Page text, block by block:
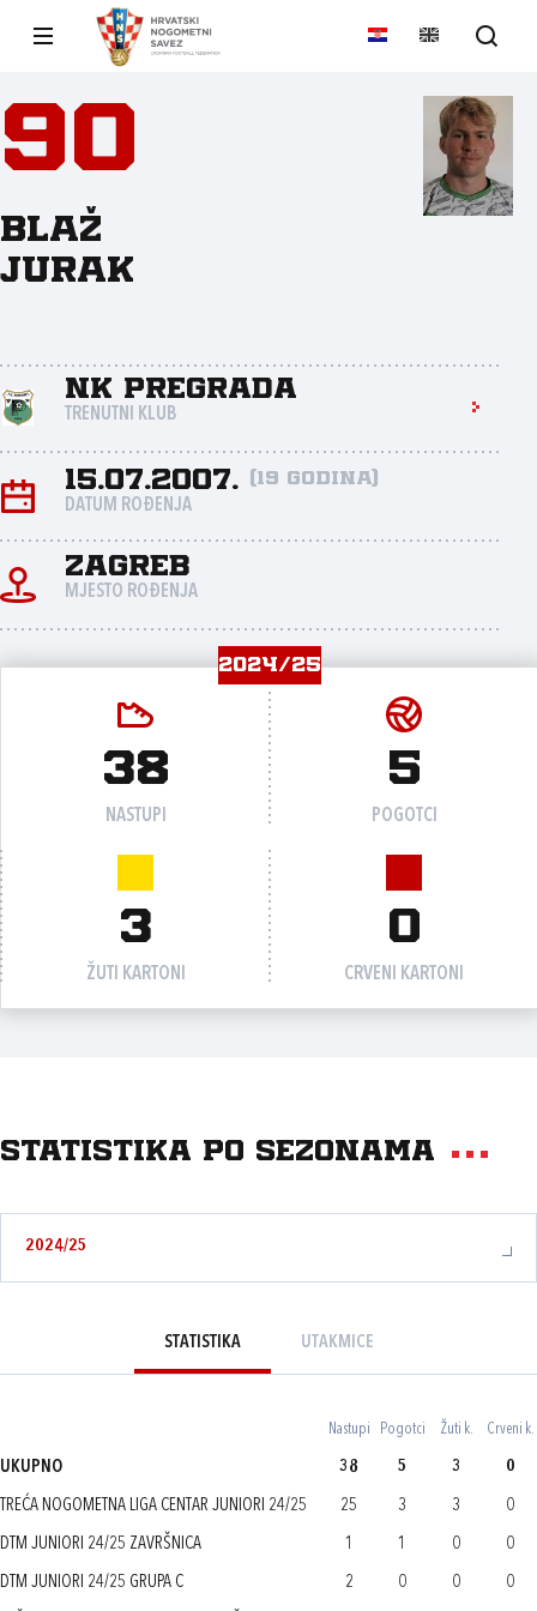
90
Blaž
Jurak
NK Pregrada
TRENUTNI KLUB
15.07.2007. (19 godina)
DATUM ROĐENJA
Zagreb
MJESTO ROĐENJA
2024/25
38
NASTUPI
5
POGOTCI
3
ŽUTI KARTONI
0
CRVENI KARTONI
Statistika po sezonama
2024/25
STATISTIKA UTAKMICE
Nastupi Pogotci Žuti k. Crveni k.
UKUPNO 38 5 3 0
TREĆA NOGOMETNA LIGA CENTAR JUNIORI 24/25 25 3 3 0
DTM JUNIORI 24/25 ZAVRŠNICA 1 1 0 0
DTM JUNIORI 24/25 GRUPA C 2 0 0 0